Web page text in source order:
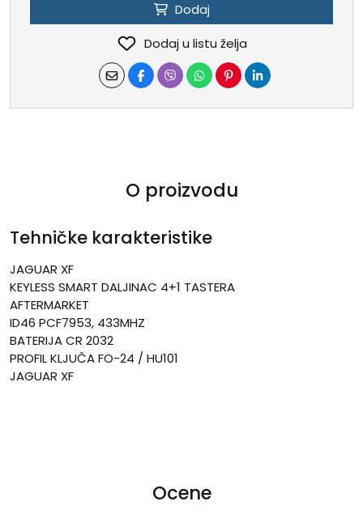
Dodaj
Dodaj u listu želja
O proizvodu
Tehničke karakteristike
JAGUAR XF
KEYLESS SMART DALJINAC 4+1 TASTERA
AFTERMARKET
ID46 PCF7953, 433MHZ
BATERIJA CR 2032
PROFIL KLJUČA FO-24 / HU101
JAGUAR XF
Ocene